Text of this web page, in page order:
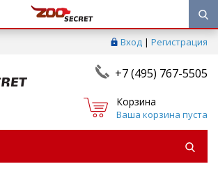
Вход | Регистрация
+7 (495) 767-5505
Корзина
Ваша корзина пуста